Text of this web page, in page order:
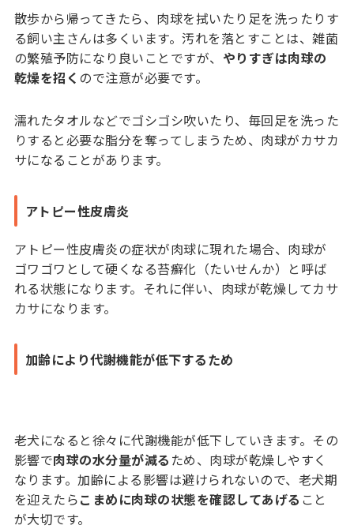
散歩から帰ってきたら、肉球を拭いたり足を洗ったりす
る飼い主さんは多くいます。汚れを落とすことは、雑菌
の繁殖予防になり良いことですが、 やりすぎは肉球の
乾燥を招く ので注意が必要です。
濡れたタオルなどでゴシゴシ吹いたり、毎回足を洗った
りすると必要な脂分を奪ってしまうため、肉球がカサカ
サになることがあります。
アトピー性皮膚炎
アトピー性皮膚炎の症状が肉球に現れた場合、肉球が
ゴワゴワとして硬くなる苔癬化（たいせんか）と呼ば
れる状態になります。それに伴い、肉球が乾燥してカサ
カサになります。
加齢により代謝機能が低下するため
老犬になると徐々に代謝機能が低下していきます。その
影響で肉球の水分量が減る ため、肉球が乾燥しやすく
なります。加齢による影響は避けられないので、老犬期
を迎えたらこまめに肉球の状態を確認してあげる こと
が大切です。